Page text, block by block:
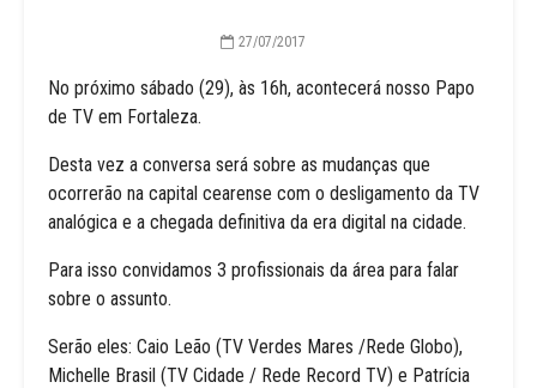
27/07/2017
No próximo sábado (29), às 16h, acontecerá nosso Papo
de TV em Fortaleza.
Desta vez a conversa será sobre as mudanças que
ocorrerão na capital cearense com o desligamento da TV
analógica e a chegada definitiva da era digital na cidade.
Para isso convidamos 3 profissionais da área para falar
sobre o assunto.
Serão eles: Caio Leão (TV Verdes Mares /Rede Globo),
Michelle Brasil (TV Cidade / Rede Record TV) e Patrícia